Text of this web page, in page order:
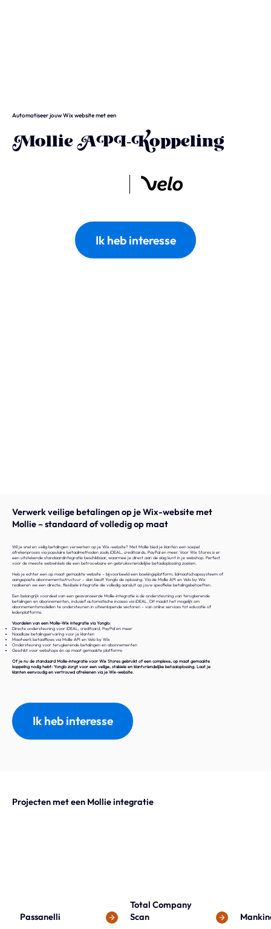
Automatiseer jouw Wix website met een
Mollie API-Koppeling
Ik heb interesse
Verwerk veilige betalingen op je Wix-website met
Mollie – standaard of volledig op maat
Wil je snel en veilig betalingen verwerken op je Wix-website? Met Mollie bied je klanten een soepel
afrekenproces via populaire betaalmethoden zoals iDEAL, creditcards, PayPal en meer. Voor Wix Stores is er
een uitstekende standaardintegratie beschikbaar, waarmee je direct aan de slag kunt in je webshop. Perfect
voor de meeste webwinkels die een betrouwbare en gebruiksvriendelijke betaaloplossing zoeken.
Heb je echter een op maat gemaakte website – bijvoorbeeld een boekingsplatform, lidmaatschapssysteem of
aangepaste abonnementsstructuur – dan biedt Yonglo de oplossing. Via de Mollie API en Velo by Wix
realiseren we een directe, flexibele integratie die volledig aansluit op jouw specifieke betalingsbehoeften.
Een belangrijk voordeel van een geavanceerde Mollie-integratie is de ondersteuning van terugkerende
betalingen en abonnementen, inclusief automatische incasso via iDEAL. Dit maakt het mogelijk om
abonnementsmodellen te ondersteunen in uiteenlopende sectoren – van online services tot educatie of
ledenplatforms.
Voordelen van een Mollie-Wix integratie via Yonglo:
Directe ondersteuning voor iDEAL, creditcard, PayPal en meer
Naadloze betalingservaring voor je klanten
Maatwerk betaalflows via Mollie API en Velo by Wix
Ondersteuning voor terugkerende betalingen en abonnementen
Geschikt voor webshops én op maat gemaakte platforms
Of je nu de standaard Mollie-integratie voor Wix Stores gebruikt of een complexe, op maat gemaakte
koppeling nodig hebt: Yonglo zorgt voor een veilige, stabiele en klantvriendelijke betaaloplossing. Laat je
klanten eenvoudig en vertrouwd afrekenen via je Wix-website.
Ik heb interesse
Projecten met een Mollie integratie
Passanelli
Total Company
Scan
Wix Development
Wix eCommerce
Yonglo